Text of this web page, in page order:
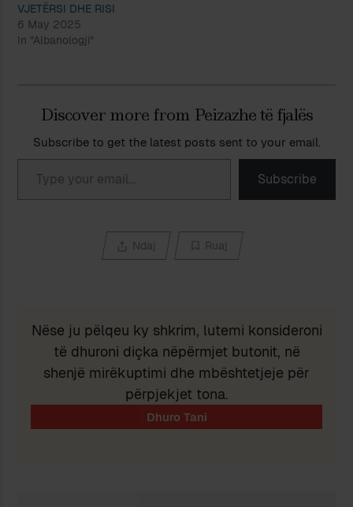
VJETËRSI DHE RISI
6 May 2025
In "Albanologji"
Discover more from Peizazhe të fjalës
Subscribe to get the latest posts sent to your email.
Type your email…
Subscribe
Ndaj Ruaj
Nëse ju pëlqeu ky shkrim, lutemi konsideroni
të dhuroni diçka nëpërmjet butonit, në
shenjë mirëkuptimi dhe mbështetjeje për
përpjekjet tona.